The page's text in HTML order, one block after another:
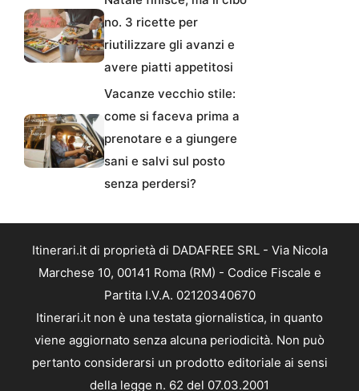
no. 3 ricette per
riutilizzare gli avanzi e
avere piatti appetitosi
Vacanze vecchio stile:
come si faceva prima a
prenotare e a giungere
sani e salvi sul posto
senza perdersi?
Itinerari.it di proprietà di DADAFREE SRL - Via Nicola
Marchese 10, 00141 Roma (RM) - Codice Fiscale e
Partita I.V.A. 02120340670
Itinerari.it non è una testata giornalistica, in quanto
viene aggiornato senza alcuna periodicità. Non può
pertanto considerarsi un prodotto editoriale ai sensi
della legge n. 62 del 07.03.2001